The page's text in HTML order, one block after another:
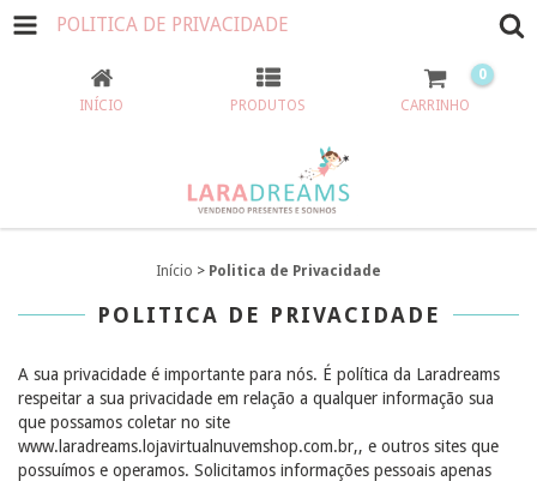
POLITICA DE PRIVACIDADE
INÍCIO PRODUTOS CARRINHO
0
Início > Politica de Privacidade
POLITICA DE PRIVACIDADE
A sua privacidade é importante para nós. É política da Laradreams
respeitar a sua privacidade em relação a qualquer informação sua
que possamos coletar no site
www.laradreams.lojavirtualnuvemshop.com.br,, e outros sites que
possuímos e operamos. Solicitamos informações pessoais apenas